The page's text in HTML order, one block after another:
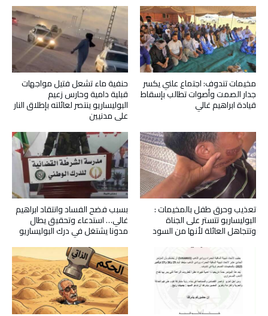
حنفية ماء تشعل فتيل مواجهات
قبلية دامية وحارس زعيم
البوليساريو ينتصر لعائلته بإطلاق النار
على مدنيين
مخيمات تندوف: اجتماع علني يكسر
جدار الصمت وأصوات تطالب بإسقاط
قيادة ابراهيم غالي
بسبب فضح الفساد وانتقاد ابراهيم
غالي… استدعاء وتحقيق يطال
مدونا يشتغل في درك البوليساريو
تعذيب وحرق طفل بالمخيمات :
البوليساريو تتستر على الجناة
وتتجاهل العائلة لأنها من السود